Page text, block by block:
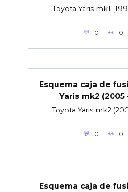
Toyota Yaris mk1
0 0
Esquema caja de
Yaris mk2 (2005
Toyota Yaris mk2
0 0
Esquema caja de